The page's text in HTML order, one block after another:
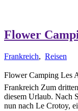
Flower
Frankreich, Reisen
Flower Camping Les
Frankreich Zum
diesem Urlaub. Nach
nun nach Le Crotoy,